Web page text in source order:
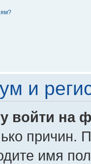
и
войти на
причин.
имя